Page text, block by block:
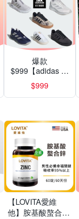
爆款
$999【adidas 愛
迪達】男/女 精選
運動鞋休閒鞋 任
選均一價
$999
【LOVITA愛維
他】胺基酸螯合鋅